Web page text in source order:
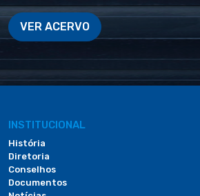
VER ACERVO
INSTITUCIONAL
História
Diretoria
Conselhos
Documentos